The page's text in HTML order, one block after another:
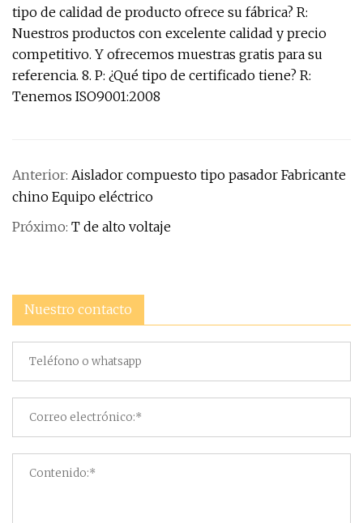
tipo de calidad de producto ofrece su fábrica? R:
Nuestros productos con excelente calidad y precio
competitivo. Y ofrecemos muestras gratis para su
referencia. 8. P: ¿Qué tipo de certificado tiene? R:
Tenemos ISO9001:2008
Anterior: Aislador compuesto tipo pasador Fabricante
chino Equipo eléctrico
Próximo: T de alto voltaje
Nuestro contacto